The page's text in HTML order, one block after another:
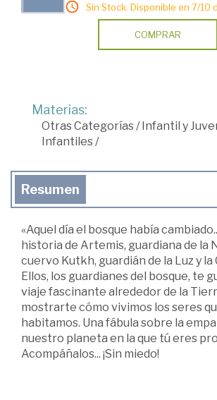
Sin Stock. Disponible en 7/10
COMPRAR
Materias:
Otras Categorías/Infantil y
Infantiles/
Resumen
«Aquel día el bosque había
historia de Artemis, guardiana de la
cuervo Kutkh, guardián de la Luz y la
Ellos, los guardianes del bosque, te
viaje fascinante alrededor de la
mostrarte cómo vivimos los seres
habitamos. Una fábula sobre la
nuestro planeta en la que tú eres
Acompáñalos... ¡Sin miedo!